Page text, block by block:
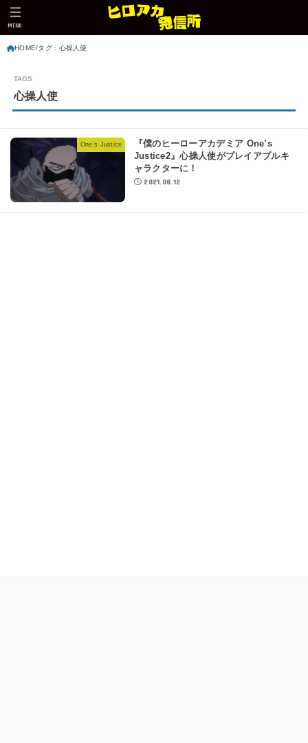
MENU
HOME タグ : 心操人使
心操人使
One’s Justice
『僕のヒーローアカデミア One’s
Justice2』心操人使がプレイアブルキ
ャラクターに！
2021.08.12